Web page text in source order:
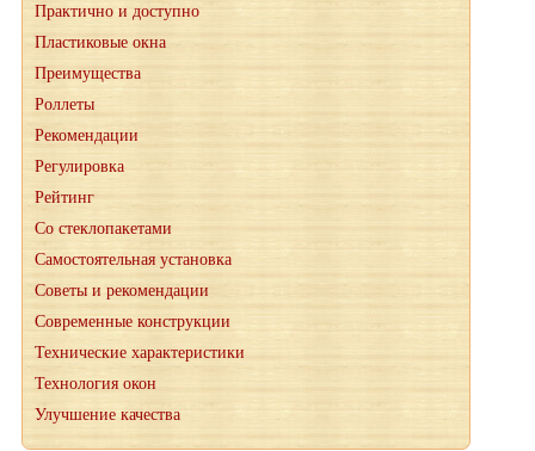
Практично и доступно
Пластиковые окна
Преимущества
Роллеты
Рекомендации
Регулировка
Рейтинг
Со стеклопакетами
Самостоятельная установка
Советы и рекомендации
Современные конструкции
Технические характеристики
Технология окон
Улучшение качества